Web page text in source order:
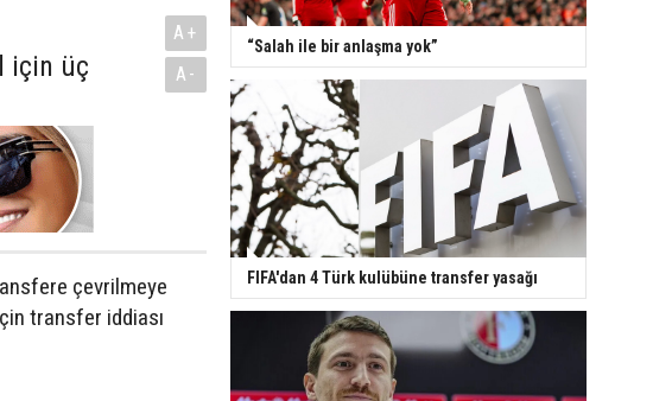
için üç
A+
A-
çevrilmeye
transfer iddiası
“Salah ile bir anlaşma yok”
FIFA'dan 4 Türk kulübüne transfer yasağı